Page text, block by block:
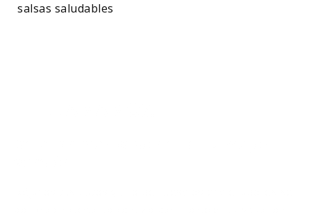
salsas saludables